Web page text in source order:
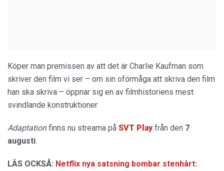
Köper man premissen av att det är Charlie Kaufman som
skriver den film vi ser – om sin oförmåga att skriva den film
han ska skriva – öppnar sig en av filmhistoriens mest
svindlande konstruktioner.
Adaptationfinns nu streama på SVT Playfrån den 7
augusti.
LÄS OCKSÅ: Netflix nya satsning bombar stenhårt: